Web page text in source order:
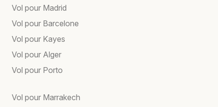
Vol pour Madrid
Vol pour Barcelone
Vol pour Kayes
Vol pour Alger
Vol pour Porto
Vol pour Marrakech